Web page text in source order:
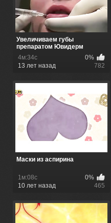
Увеличиваем губы
препаратом Ювидерм
4м:34с
0%
13 лет назад
782
Маски из аспирина
1м:08с
0%
10 лет назад
465